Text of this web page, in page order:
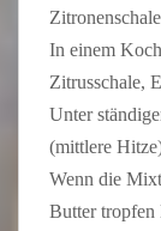
In einem
Zitrusschale,
Unter
(mittlere
Wenn die
Butter tropfen